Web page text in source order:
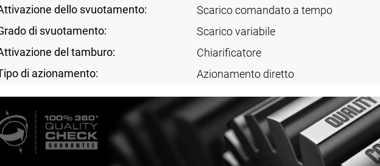
dello svuotamento:
Scarico comandato a tempo
di svuotamento:
Scarico variabile
del tamburo:
Chiarificatore
di azionamento:
Azionamento diretto